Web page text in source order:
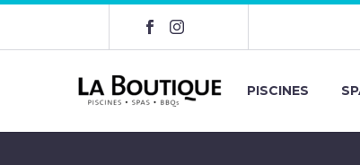
PISCINES